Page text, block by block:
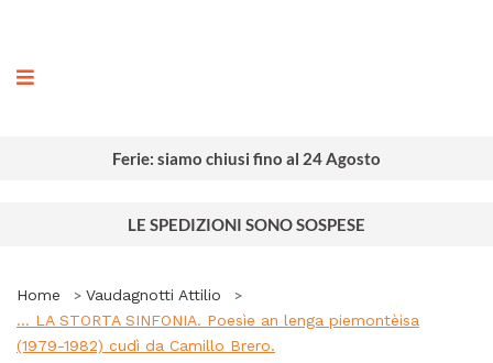
Ferie: siamo chiusi fino al 24 Agosto
LE SPEDIZIONI SONO SOSPESE
Home
Vaudagnotti Attilio
... LA STORTA SINFONIA. Poesìe an lenga piemontèisa
(1979-1982) cudì da Camillo Brero.